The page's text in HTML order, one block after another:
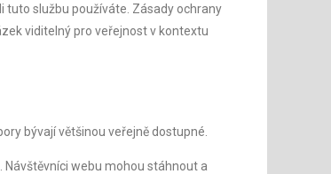
tuto službu používáte. Zásady ochrany
viditelný pro veřejnost v kontextu
bývají většinou veřejně dostupné.
Návštěvníci webu mohou stáhnout a